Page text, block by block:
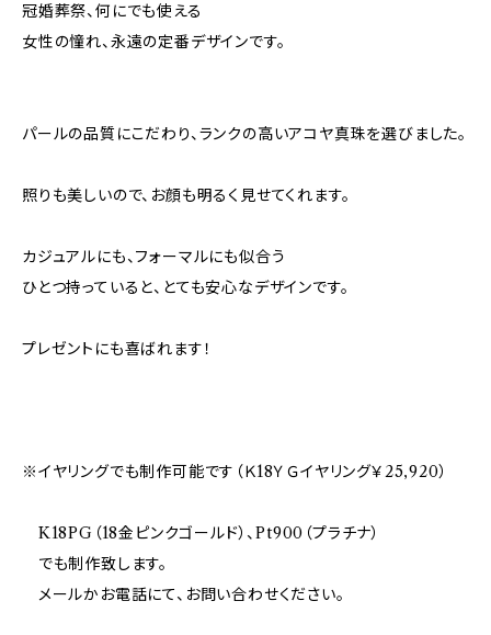
冠婚葬祭、何にでも使える
女性の憧れ、永遠の定番デザインです。
パールの品質にこだわり、ランクの高いアコヤ真珠を選びました。
照りも美しいので、お顔も明るく見せてくれます。
カジュアルにも、フォーマルにも似合う
ひとつ持っていると、とても安心なデザインです。
プレゼントにも喜ばれます！
※イヤリングでも制作可能です（Ｋ18ＹＧイヤリング￥25,920）
K18PG（18金ピンクゴールド）、Pt900（プラチナ）
でも制作致します。
メールかお電話にて、お問い合わせください。